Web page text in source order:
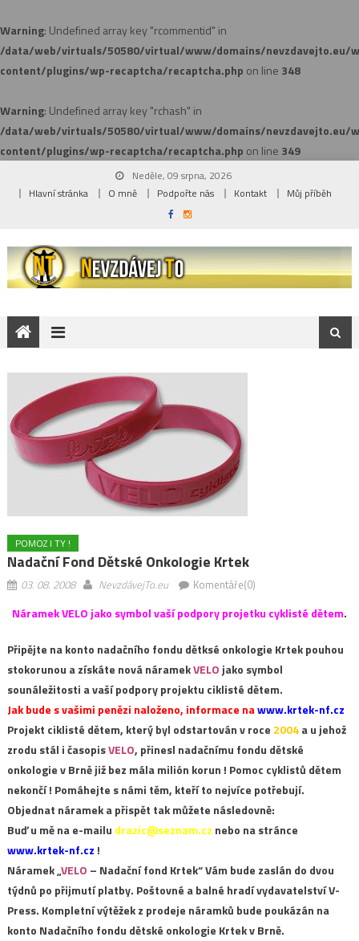
Warning: Undefined array key "rcommentid" in
/data/web/virtuals/50580/virtual/www/domains/nevzdavejto.eu/
content/plugins/wp-recaptcha/recaptcha.php on line 348
Warning: Undefined array key "rchash" in
/data/web/virtuals/50580/virtual/www/domains/nevzdavejto.eu/
content/plugins/wp-recaptcha/recaptcha.php on line 349
Neděle, 09 srpna, 2026
Hlavní stránka
O mně Podpořte nás Kontakt Můj příběh
POMOZ I TY !
Nadační Fond Dětské Onkologie Krtek
03. 08. 2008 NevzdávejTo.eu Komentáře(0)
Náramek VELO jako symbol vaší podpory projetku cyklisté dětem.
Připějte na konto nadačního fondu dětksé onkologie Krtek pouhou
stokorunou a získáte nová náramekVELO jako symbol
sounáležitosti a vaší podpory projektu ciklisté dětem.
Jak bude s vašimi penězi naloženo, informace nawww.krtek-nf.cz
Projekt ciklisté dětem, který byl odstartován v roce 2004a u jehož
zrodu stál i časopisVELO, přinesl nadačnímu fondu dětské
onkologie v Brně již bez mála milión korun ! Pomoc cyklistů dětem
nekončí ! Pomáhejte s námi těm, kteří to nejvíce potřebují.
Objednat náramek a přispět tak můžete následovně:
Buď u mě na e-mailu drazic@seznam.cz nebo na stránce
www.krtek-nf.cz !
Náramek „VELO – Nadační fond Krtek“ Vám bude zaslán do dvou
týdnů po přijmutí platby. Poštovné a balné hradí vydavatelství V-
Press. Kompletní výtěžek z prodeje náramků bude poukázán na
konto Nadačního fondu dětské onkologie Krtek v Brně.